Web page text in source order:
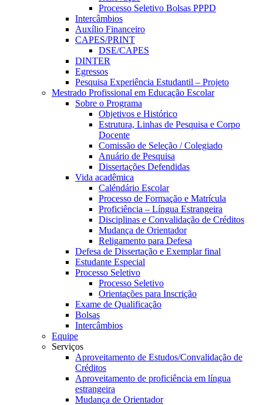
Processo Seletivo Bolsas PPPD
Intercâmbios
Auxílio Financeiro
CAPES/PRINT
DSE/CAPES
DINTER
Egressos
Pesquisa Experiência Estudantil – Projeto
Mestrado Profissional em Educação Escolar
Sobre o Programa
Objetivos e Histórico
Estrutura, Linhas de Pesquisa e Corpo
Docente
Comissão de Seleção / Colegiado
Anuário de Pesquisa
Dissertações Defendidas
Vida acadêmica
Caléndário Escolar
Processo de Formação e Matrícula
Proficiência – Língua Estrangeira
Disciplinas e Convalidação de Créditos
Mudança de Orientador
Religamento para Defesa
Defesa de Dissertação e Exemplar final
Estudante Especial
Processo Seletivo
Processo Seletivo
Orientações para Inscrição
Exame de Qualificação
Bolsas
Intercâmbios
Equipe
Serviços
Aproveitamento de Estudos/Convalidação de
Créditos
Aproveitamento de proficiência em língua
estrangeira
Mudança de Orientador